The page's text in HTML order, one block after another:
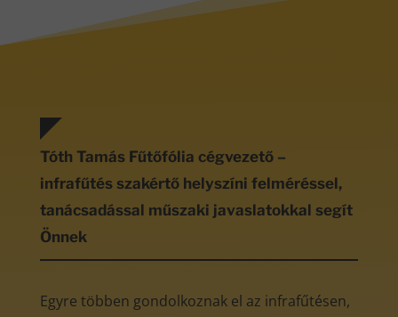
Tóth Tamás Fűtőfólia cégvezető –
infrafűtés szakértő helyszíni felméréssel,
tanácsadással műszaki javaslatokkal segít
Önnek
Egyre többen gondolkoznak el az infrafűtésen,